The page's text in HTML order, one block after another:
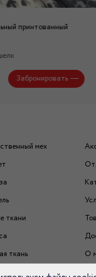
принтованный
Забронировать
мех
ткани
ткань
О